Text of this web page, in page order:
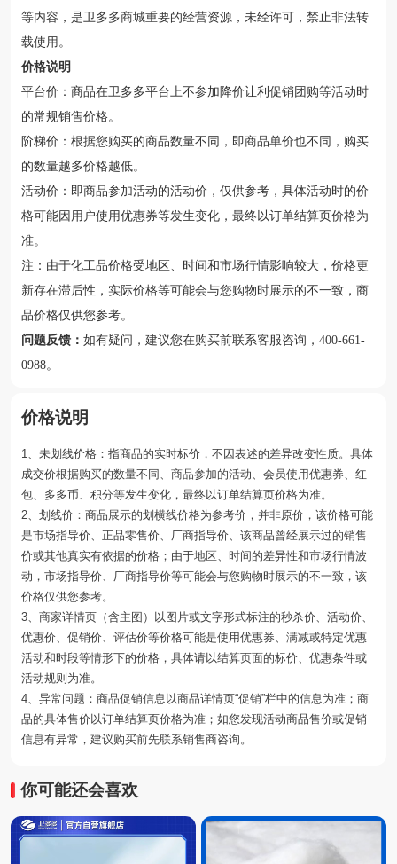
等内容，是卫多多商城重要的经营资源，未经许可，禁止非法转
载使用。
价格说明
平台价：商品在卫多多平台上不参加降价让利促销团购等活动时
的常规销售价格。
阶梯价：根据您购买的商品数量不同，即商品单价也不同，购买
的数量越多价格越低。
活动价：即商品参加活动的活动价，仅供参考，具体活动时的价
格可能因用户使用优惠券等发生变化，最终以订单结算页价格为
准。
注：由于化工品价格受地区、时间和市场行情影响较大，价格更
新存在滞后性，实际价格等可能会与您购物时展示的不一致，商
品价格仅供您参考。
问题反馈： 如有疑问，建议您在购买前联系客服咨询，400-661-
0988。
价格说明
1、未划线价格：指商品的实时标价，不因表述的差异改变性质。具体
成交价根据购买的数量不同、商品参加的活动、会员使用优惠券、红
包、多多币、积分等发生变化，最终以订单结算页价格为准。
2、划线价：商品展示的划横线价格为参考价，并非原价，该价格可能
是市场指导价、正品零售价、厂商指导价、该商品曾经展示过的销售
价或其他真实有依据的价格；由于地区、时间的差异性和市场行情波
动，市场指导价、厂商指导价等可能会与您购物时展示的不一致，该
价格仅供您参考。
3、商家详情页（含主图）以图片或文字形式标注的秒杀价、活动价、
优惠价、促销价、评估价等价格可能是使用优惠券、满减或特定优惠
活动和时段等情形下的价格，具体请以结算页面的标价、优惠条件或
活动规则为准。
4、异常问题：商品促销信息以商品详情页“促销”栏中的信息为准；商
品的具体售价以订单结算页价格为准；如您发现活动商品售价或促销
信息有异常，建议购买前先联系销售商咨询。
你可能还会喜欢